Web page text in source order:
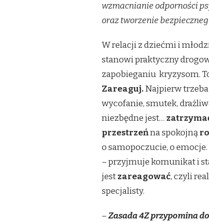
wzmacnianie odporności
oraz tworzenie
W relacji z dziećmi i
stanowi praktyczny
zapobieganiu kryzysom.
Zareaguj.Najpierw
wycofanie, smutek,
niezbędne jest…
przestrzeńna spokojną
o samopoczucie, o
– przyjmuje komunikat i
jestzareagować, czyli
specjalisty.
–Zasada 4Z przypomina